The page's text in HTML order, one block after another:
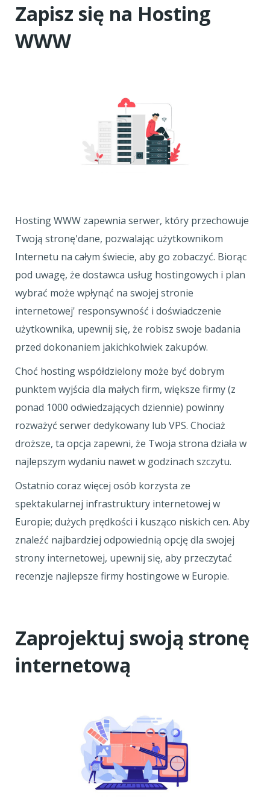
Zapisz się na Hosting
WWW
Hosting WWW zapewnia serwer, który przechowuje
Twoją stronę'dane, pozwalając użytkownikom
Internetu na całym świecie, aby go zobaczyć. Biorąc
pod uwagę, że dostawca usług hostingowych i plan
wybrać może wpłynąć na swojej stronie
internetowej' responsywność i doświadczenie
użytkownika, upewnij się, że robisz swoje badania
przed dokonaniem jakichkolwiek zakupów.
Choć hosting współdzielony może być dobrym
punktem wyjścia dla małych firm, większe firmy (z
ponad 1000 odwiedzających dziennie) powinny
rozważyć serwer dedykowany lub VPS. Chociaż
droższe, ta opcja zapewni, że Twoja strona działa w
najlepszym wydaniu nawet w godzinach szczytu.
Ostatnio coraz więcej osób korzysta ze
spektakularnej infrastruktury internetowej w
Europie; dużych prędkości i kusząco niskich cen. Aby
znaleźć najbardziej odpowiednią opcję dla swojej
strony internetowej, upewnij się, aby przeczytać
recenzje najlepsze firmy hostingowe w Europie.
Zaprojektuj swoją stronę
internetową